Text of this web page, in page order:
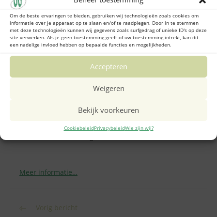
Om de beste ervaringen te bieden, gebruiken wij technologieën zoals cookies om
informatie over je apparaat op te slaan en/of te raadplegen. Door in te stemmen
met deze technologieën kunnen wij gegevens zoals surfgedrag of unieke ID's op deze
site verwerken. Als je geen toestemming geeft of uw toestemming intrekt, kan dit
een nadelige invloed hebben op bepaalde functies en mogelijkheden.
Accepteren
Weigeren
Bekijk voorkeuren
CookiebeleidPrivacybeleidWie zijn wij?
van de binnenring Oost gesloten voor verkeer.
Gevolgen voor het verkeer:
A10 Oost van knooppunt Watergraafsmeer tot
knooppunt Amstel gesloten.
Afrit Watergraafsmeer (S113), Duivendrecht
(S112) en Amstel Business Park (S111) richting
doorgaand verkeer geldt een omleiding via de
Oprit Watergraafsmeer (S113), Duivendrecht
(S112) en Amstel Business Park (S111) richting
Meer informatie…
Vorig bericht